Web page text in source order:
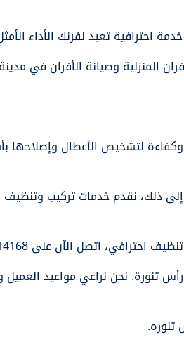
احترافية تعيد لفرنك الأداء
المنزلية وصيانة الأفران في
لتشخيص الأعطال وإصلاحها
إلى ذلك، نقدم خدمات تركيب
اتصل الآن على 0564314168 —
تنورة. نحن نراعي مواعيد